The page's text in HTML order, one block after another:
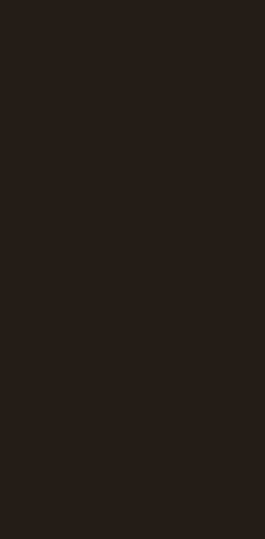
les milieux